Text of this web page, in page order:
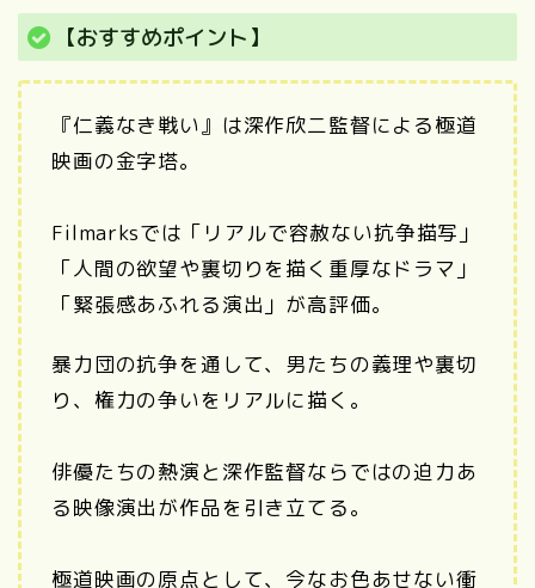
【おすすめポイント】
『仁義なき戦い』は深作欣二監督による極道
映画の金字塔。
Filmarksでは「リアルで容赦ない抗争描写」
「人間の欲望や裏切りを描く重厚なドラマ」
「緊張感あふれる演出」が高評価。
暴力団の抗争を通して、男たちの義理や裏切
り、権力の争いをリアルに描く。
俳優たちの熱演と深作監督ならではの迫力あ
る映像演出が作品を引き立てる。
極道映画の原点として、今なお色あせない衝